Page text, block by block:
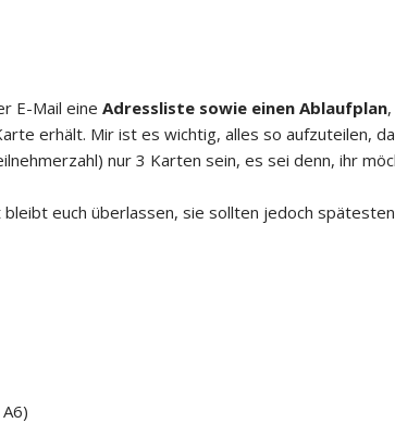
E-Mail eine Adressliste sowie einen Ablaufplan
erhält. Mir ist es wichtig, alles so aufzuteilen,
nur 3 Karten sein, es sei denn, ihr
euch überlassen, sie sollten jedoch